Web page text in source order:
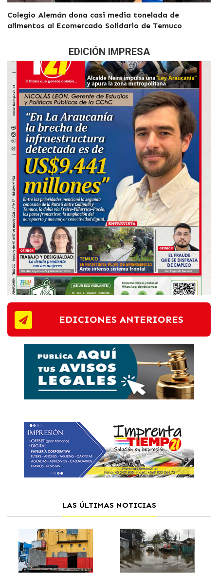
Colegio Alemán dona casi media tonelada de
alimentos al Ecomercado Solidario de Temuco
EDICIÓN IMPRESA
EDICIONES ANTERIORES
LAS ÚLTIMAS NOTICIAS